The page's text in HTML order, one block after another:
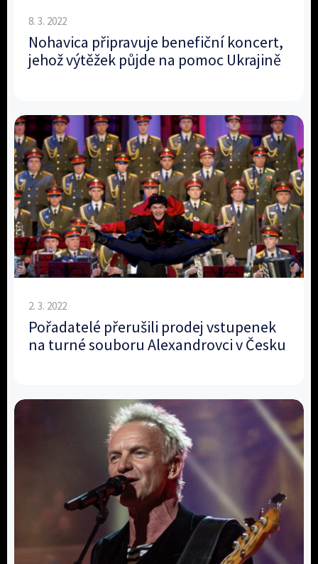
8. 3. 2022
Nohavica připravuje benefiční koncert,
jehož výtěžek půjde na pomoc Ukrajině
2. 3. 2022
Pořadatelé přerušili prodej vstupenek
na turné souboru Alexandrovci v Česku